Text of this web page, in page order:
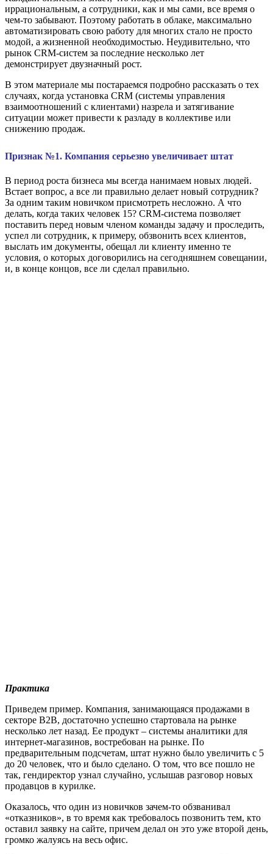
иррациональным, а сотрудники, как и мы сами, все время о
чем-то забывают. Поэтому работать в облаке, максимально
автоматизировать свою работу для многих стало не просто
модой, а жизненной необходимостью. Неудивительно, что
рынок CRM-систем за последние несколько лет
демонстрирует двузначный рост.
В этом материале мы постараемся подробно рассказать о тех
случаях, когда установка CRM (системы управления
взаимоотношений с клиентами) назрела и затягивание
ситуации может привести к разладу в коллективе или
снижению продаж.
Признак №1. Компания серьезно увеличивает штат
В период роста бизнеса мы всегда нанимаем новых людей.
Встает вопрос, а все ли правильно делает новый сотрудник?
За одним таким новичком присмотреть несложно. А что
делать, когда таких человек 15? CRM-система позволяет
поставить перед новым членом команды задачу и проследить,
успел ли сотрудник, к примеру, обзвонить всех клиентов,
выслать им документы, обещал ли клиенту именно те
условия, о которых договорились на сегодняшнем совещании,
и, в конце концов, все ли сделал правильно.
Практика
Приведем пример. Компания, занимающаяся продажами в
секторе B2B, достаточно успешно стартовала на рынке
несколько лет назад. Ее продукт – системы аналитики для
интернет-магазинов, востребован на рынке. По
предварительным подсчетам, штат нужно было увеличить с 5
до 20 человек, что и было сделано. О том, что все пошло не
так, гендиректор узнал случайно, услышав разговор новых
продавцов в курилке.
Оказалось, что один из новичков зачем-то обзванивал
«отказников», в то время как требовалось позвонить тем, кто
оставил заявку на сайте, причем делал он это уже второй день,
громко жалуясь на весь офис.